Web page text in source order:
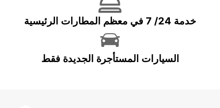
خدمة 24/ 7 في معظم المطارات الرئيسية
السيارات المستأجرة الجديدة فقط